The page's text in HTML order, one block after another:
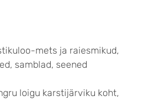
mets ja raiesmikud,
samblad, seened
loigu karstijärviku koht,